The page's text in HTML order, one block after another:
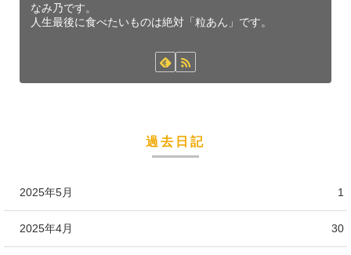
なみ乃です。
人生最後に食べたいものは絶対「粒あん」です。
過去日記
2025年5月 1
2025年4月 30